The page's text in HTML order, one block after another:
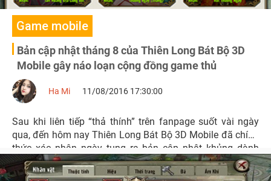
Game mobile
Bản cập nhật tháng 8 của Thiên Long Bát Bộ 3D
Mobile gây náo loạn cộng đồng game thủ
Ha Mi 11/08/2016 17:30:00
Sau khi liên tiếp “thả thính” trên fanpage suốt vài ngày
qua, đến hôm nay Thiên Long Bát Bộ 3D Mobile đã chính
thức xác nhận ngày tung ra bản cập nhật khủng dành
cho tháng 8, kèm video điểm tất cả những tính năng mới
đầy hấp dẫn.